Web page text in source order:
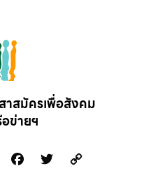
าสมัครเพื่อสังคม
อข่ายฯ
Line Facebook
Twitter